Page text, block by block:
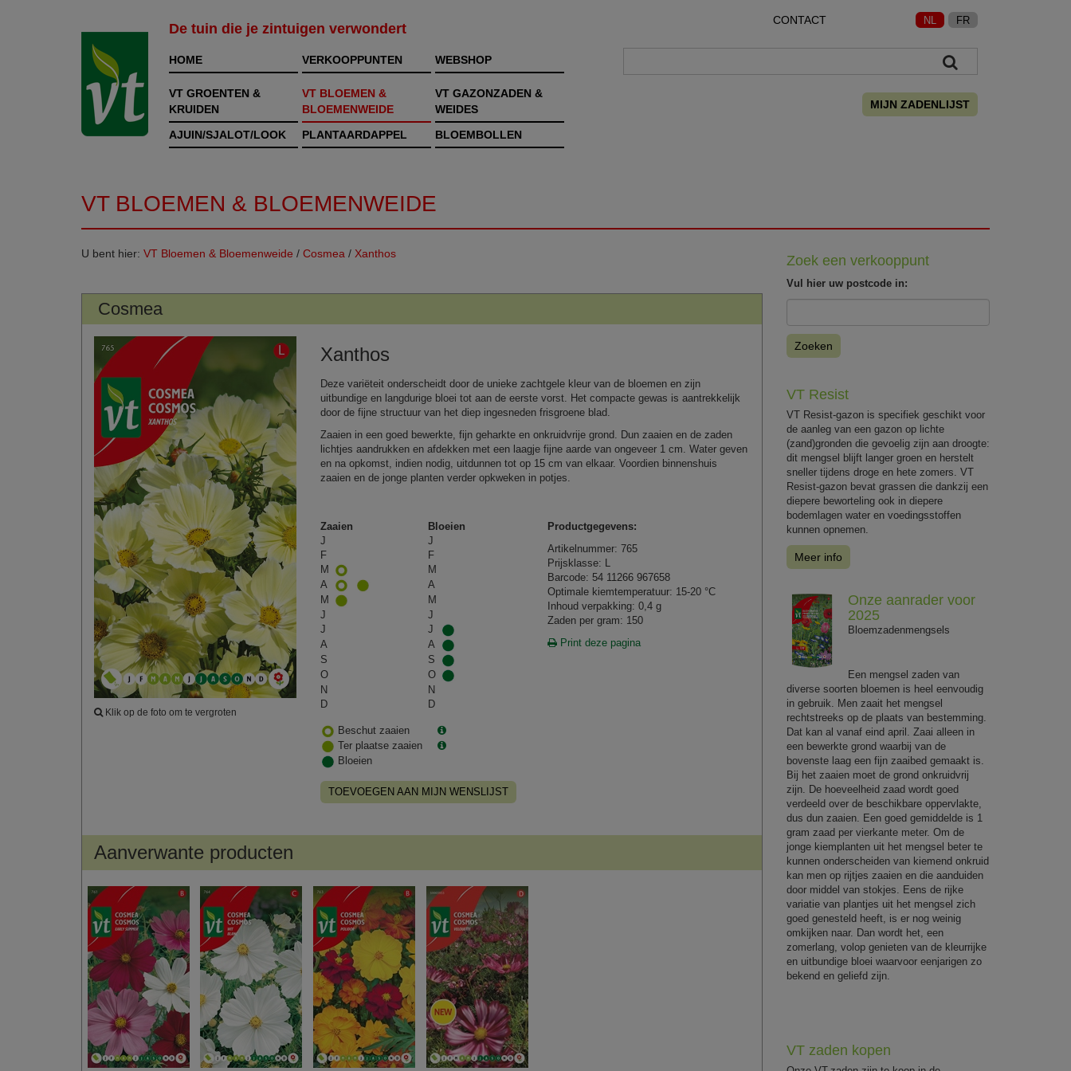
De tuin die je zintuigen verwondert
CONTACT NL FR
HOME VERKOOPPUNTEN WEBSHOP
VT GROENTEN &
KRUIDEN
VT BLOEMEN &
BLOEMENWEIDE
VT GAZONZADEN &
WEIDES
AJUIN/SJALOT/LOOK
PLANTAARDAPPEL BLOEMBOLLEN
MIJN ZADENLIJST
VT BLOEMEN & BLOEMENWEIDE
U bent hier: VT Bloemen & Bloemenweide / Cosmea / Xanthos
Cosmea
Klik op de foto om te vergroten
Xanthos
Deze variëteit onderscheidt door de unieke zachtgele kleur van de bloemen en zijn
uitbundige en langdurige bloei tot aan de eerste vorst. Het compacte gewas is aantrekkelijk
door de fijne structuur van het diep ingesneden frisgroene blad.
Zaaien in een goed bewerkte, fijn geharkte en onkruidvrije grond. Dun zaaien en de zaden
lichtjes aandrukken en afdekken met een laagje fijne aarde van ongeveer 1 cm. Water geven
en na opkomst, indien nodig, uitdunnen tot op 15 cm van elkaar. Voordien binnenshuis
zaaien en de jonge planten verder opkweken in potjes.
Zaaien
Bloeien
J
J
F
F
M
M
A
A
M
M
J
J
J
J
A
A
S
S
O
O
N
N
D
D
Beschut zaaien
Ter plaatse zaaien
Bloeien
TOEVOEGEN AAN MIJN WENSLIJST
Productgegevens:
Artikelnummer: 765
Prijsklasse: L
Barcode: 54 11266 967658
Optimale kiemtemperatuur: 15-20 °C
Inhoud verpakking: 0,4 g
Zaden per gram: 150
Print deze pagina
Aanverwante producten
Zoek een verkooppunt
Vul hier uw postcode in:
Zoeken
VT Resist
VT Resist-gazon is specifiek geschikt voor
de aanleg van een gazon op lichte
(zand)gronden die gevoelig zijn aan droogte:
dit mengsel blijft langer groen en herstelt
sneller tijdens droge en hete zomers. VT
Resist-gazon bevat grassen die dankzij een
diepere beworteling ook in diepere
bodemlagen water en voedingsstoffen
kunnen opnemen.
Meer info
Onze aanrader voor
2025
Bloemzadenmengsels
Een mengsel zaden van
diverse soorten bloemen is heel eenvoudig
in gebruik. Men zaait het mengsel
rechtstreeks op de plaats van bestemming.
Dat kan al vanaf eind april. Zaai alleen in
een bewerkte grond waarbij van de
bovenste laag een fijn zaaibed gemaakt is.
Bij het zaaien moet de grond onkruidvrij
zijn. De hoeveelheid zaad wordt goed
verdeeld over de beschikbare oppervlakte,
dus dun zaaien. Een goed gemiddelde is 1
gram zaad per vierkante meter. Om de
jonge kiemplanten uit het mengsel beter te
kunnen onderscheiden van kiemend onkruid
kan men op rijtjes zaaien en die aanduiden
door middel van stokjes. Eens de rijke
variatie van plantjes uit het mengsel zich
goed genesteld heeft, is er nog weinig
omkijken naar. Dan wordt het, een
zomerlang, volop genieten van de kleurrijke
en uitbundige bloei waarvoor eenjarigen zo
bekend en geliefd zijn.
VT zaden kopen